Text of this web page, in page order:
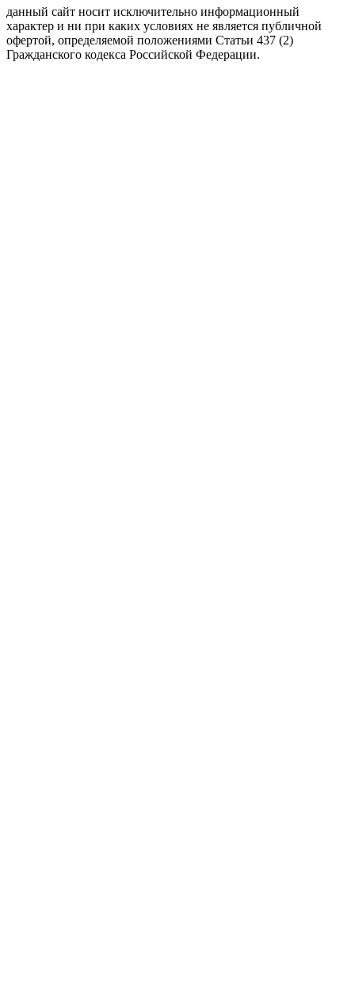
данный сайт носит исключительно информационный
характер и ни при каких условиях не является публичной
офертой, определяемой положениями Статьи 437 (2)
Гражданского кодекса Российской Федерации.